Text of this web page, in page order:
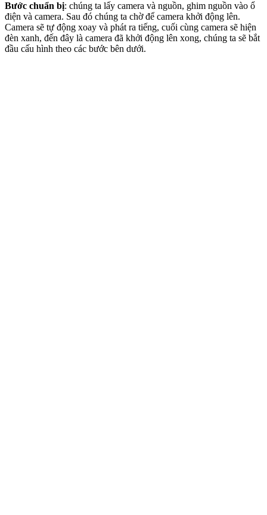
Bước chuẩn bị: chúng ta lấy camera và nguồn, ghim nguồn vào ổ
điện và camera. Sau đó chúng ta chờ để camera khởi động lên.
Camera sẽ tự động xoay và phát ra tiếng, cuối cùng camera sẽ hiện
đèn xanh, đến đây là camera đã khởi động lên xong, chúng ta sẽ bắt
đầu cấu hình theo các bước bên dưới.